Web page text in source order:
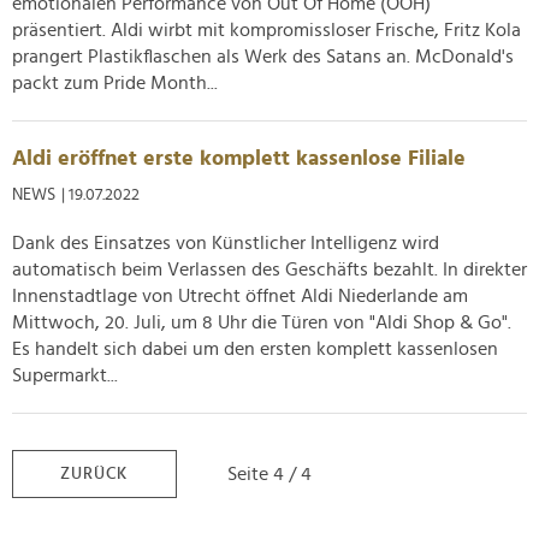
analysieren. Außerdem geben wir Informationen zu Ihrer
Verwendung unserer Website an unsere Partner für
soziale Medien, Werbung und Analysen weiter. Unsere
haben oder die sie im Rahmen Ihrer Nutzung der Dienste
gesammelt haben.
präsentiert. Aldi wirbt mit kompromissloser Frische, Fritz Kola
prangert Plastikflaschen als Werk des Satans an. McDonald's
packt zum Pride Month...
Aldi eröffnet erste komplett kassenlose Filiale
NEWS | 19.07.2022
Dank des Einsatzes von Künstlicher Intelligenz wird
automatisch beim Verlassen des Geschäfts bezahlt. In direkter
Innenstadtlage von Utrecht öffnet Aldi Niederlande am
Mittwoch, 20. Juli, um 8 Uhr die Türen von "Aldi Shop & Go".
Es handelt sich dabei um den ersten komplett kassenlosen
Supermarkt...
ZURÜCK Seite 4 / 4